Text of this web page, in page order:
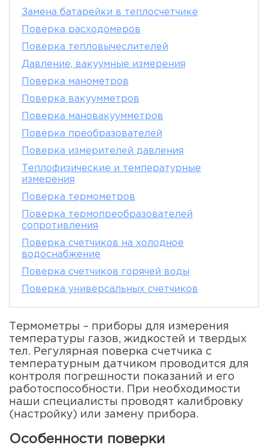
Замена батарейки в теплосчетчике
Поверка расходомеров
Поверка тепловычеслителей
Давление, вакуумные измерения
Поверка манометров
Поверка вакуумметров
Поверка мановакуумметров
Поверка преобразователей
Поверка измерителей давления
Теплофизические и температурные
измерения
Поверка термометров
Поверка термопреобразователей
сопротивления
Поверка счетчиков на холодное
водоснабжение
Поверка счетчиков горячей воды
Поверка универсальных счетчиков
Термометры – приборы для измерения
температуры газов, жидкостей и твердых
тел. Регулярная поверка счетчика с
температурным датчиком проводится для
контроля погрешности показаний и его
работоспособности. При необходимости
наши специалисты проводят калибровку
(настройку) или замену прибора.
Особенности поверки